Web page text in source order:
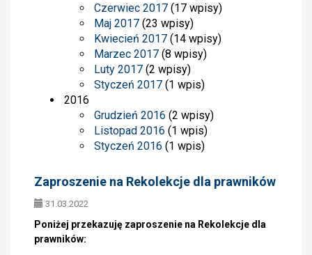
Czerwiec 2017 (17 wpisy)
Maj 2017 (23 wpisy)
Kwiecień 2017 (14 wpisy)
Marzec 2017 (8 wpisy)
Luty 2017 (2 wpisy)
Styczeń 2017 (1 wpis)
2016
Grudzień 2016 (2 wpisy)
Listopad 2016 (1 wpis)
Styczeń 2016 (1 wpis)
Zaproszenie na Rekolekcje dla prawników
31.03.2022
Poniżej przekazuję zaproszenie na Rekolekcje dla
prawników: